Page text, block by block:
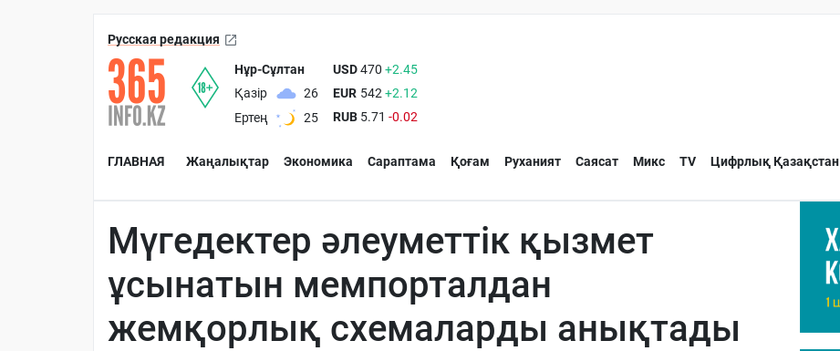
Русская редакция
Нұр-Сұлтан
Қазір
26
Ертең
25
USD470 +2.45
EUR 542 +2.12
RUB 5.71 -0.02
ГЛАВНАЯ Жаңалықтар Экономика Сараптама Қоғам Руханият Саясат Микс TV Цифрлық Қазақстан
Мүгедектер әлеуметтік қызмет
ұсынатын мемпорталдан
жемқорлық схемаларды анықтады